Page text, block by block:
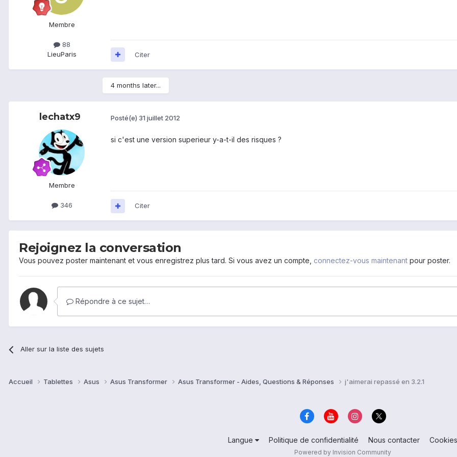
Membre
88
LieuParis Citer
4 months later...
lechatx9
Membre
346
Posté(e) 31 juillet 2012
si c'est une version superieur y-a-t-il des risques ?
Citer
Rejoignez la conversation
Vous pouvez poster maintenant et vous enregistrez plus tard. Si vous avez un compte, connectez-vous maintenant pour poster.
Répondre à ce sujet…
Aller sur la liste des sujets
Accueil Tablettes Asus Asus Transformer Asus Transformer - Aides, Questions & Réponses j'aimerai repassé en 3.2.1
Langue Politique de confidentialité Nous contacter Cookies
Powered by Invision Community